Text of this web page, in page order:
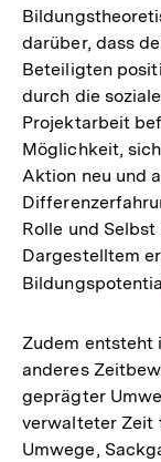
darüber, dass
Beteiligten
durch die
Projektarbeit
Möglichkeit,
Aktion neu und
Rolle und
Dargestelltem
Zudem entsteht
anderes
geprägter
verwalteter Zeit
Umwege,